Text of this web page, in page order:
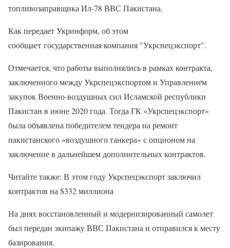
топливозаправщика Ил-78 ВВС Пакистана.
Как передает Укринформ, об этом
сообщает государственная компания "Укрспецэкспорт".
Отмечается, что работы выполнялись в рамках контракта,
заключенного между Укрспецэкспортом и Управлением
закупок Военно-воздушных сил Исламской республики
Пакистан в июне 2020 года. Тогда ГК «Укрспецэкспорт»
была объявлена победителем тендера на ремонт
пакистанского «воздушного танкера» с опционом на
заключение в дальнейшем дополнительных контрактов.
Читайте также: В этом году Укрспецэкспорт заключил
контрактов на $332 миллиона
На днях восстановленный и модернизированный самолет
был передан экипажу ВВС Пакистана и отправился к месту
базирования.